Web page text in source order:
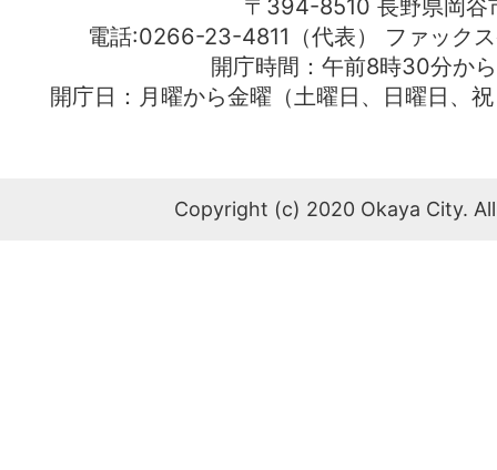
〒394-8510 長野県岡谷
電話:0266-23-4811（代表） ファッ
開庁時間：午前8時30分か
開庁日：月曜から金曜（土曜日、日曜日、
Copyright (c) 2020 Okaya City.